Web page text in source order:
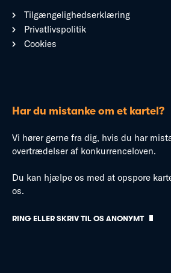
Tilgængelighedserklæring
Privatlivspolitik
Cookies
Har du mistanke om et kartel?
Vi hører gerne fra dig, hvis du har
overtrædelser af konkurrenceloven.
Du kan hjælpe os med at opspore
os.
RING ELLER SKRIV TIL OS ANONYMT